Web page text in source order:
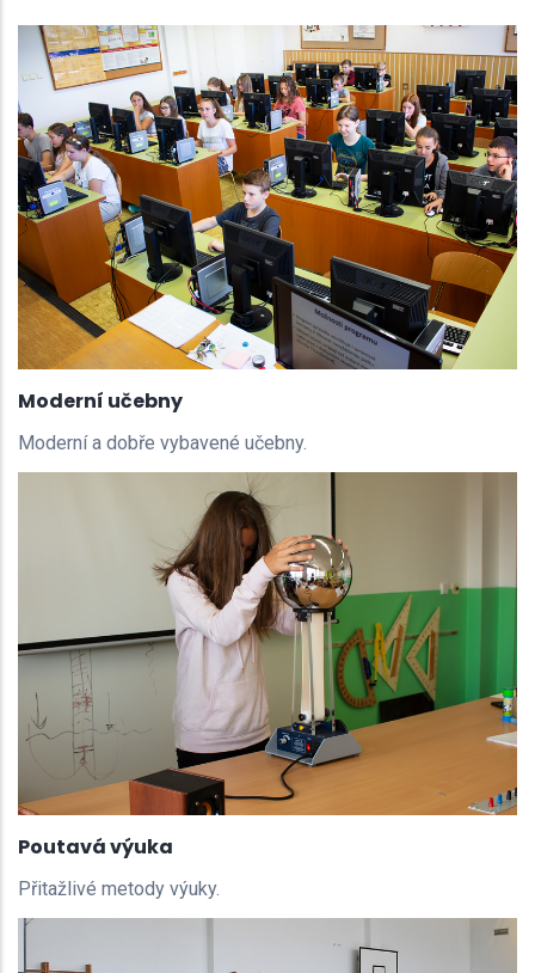
Moderní učebny
Moderní a dobře vybavené učebny.
Poutavá výuka
Přitažlivé metody výuky.